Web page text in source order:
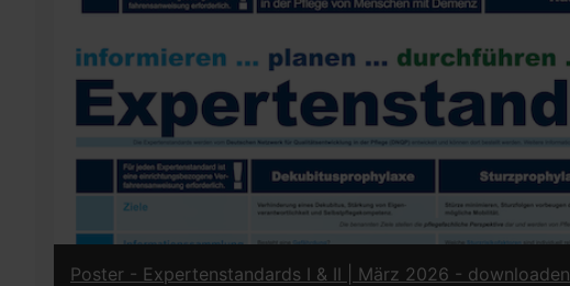
Poster - Expertenstandards I & II | März 2026 - downloaden